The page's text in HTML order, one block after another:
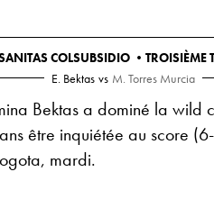
COLSUBSIDIO •TROISIÈME
E. Bektas vs M. Torres Murcia
Bektas a dominé la
être inquiétée au score
mardi.